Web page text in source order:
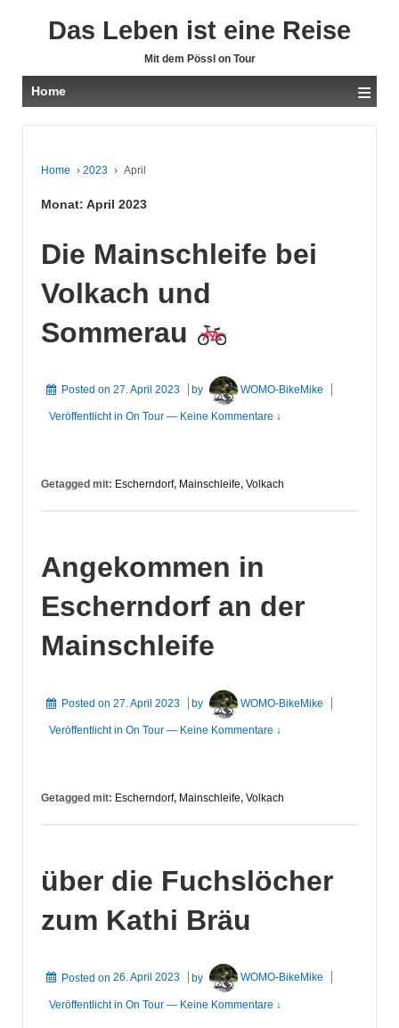
Das Leben ist eine Reise
Mit dem Pössl on Tour
Home ≡
Home › 2023 › April
Monat: April 2023
Die Mainschleife bei
Volkach und
Sommerau
Posted on 27. April 2023 by WOMO-BikeMike
Veröffentlicht in On Tour — Keine Kommentare ↓
Getagged mit: Escherndorf, Mainschleife, Volkach
Angekommen in
Escherndorf an der
Mainschleife
Posted on 27. April 2023 by WOMO-BikeMike
Veröffentlicht in On Tour — Keine Kommentare ↓
Getagged mit: Escherndorf, Mainschleife, Volkach
über die Fuchslöcher
zum Kathi Bräu
Posted on 26. April 2023 by WOMO-BikeMike
Veröffentlicht in On Tour — Keine Kommentare ↓